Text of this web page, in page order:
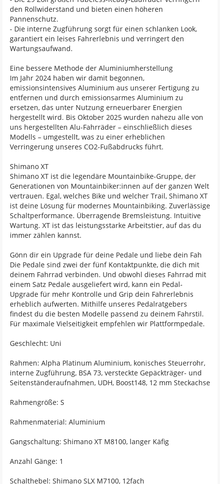
den Rollwiderstand und bieten einen höheren
Pannenschutz.
- Die interne Zugführung sorgt für einen schlanken Look,
garantiert ein leises Fahrerlebnis und verringert den
Wartungsaufwand.
Eine bessere Methode der Aluminiumherstellung
Im Jahr 2024 haben wir damit begonnen,
emissionsintensives Aluminium aus unserer Fertigung zu
entfernen und durch emissionsarmes Aluminium zu
ersetzen, das unter Nutzung erneuerbarer Energien
hergestellt wird. Bis Oktober 2025 wurden nahezu alle von
uns hergestellten Alu-Fahrräder – einschließlich dieses
Modells – umgestellt, was zu einer erheblichen
Verringerung unseres CO2-Fußabdrucks führt.
Shimano XT
Shimano XT ist die legendäre Mountainbike-Gruppe, der
Generationen von Mountainbiker:innen auf der ganzen Welt
vertrauen. Egal, welches Bike und welcher Trail, Shimano XT
ist deine Lösung für modernes Mountainbiking. Zuverlässige
Schaltperformance. Überragende Bremsleistung. Intuitive
Wartung. XT ist das leistungsstarke Arbeitstier, auf das du
immer zählen kannst.
Gönn dir ein Upgrade für deine Pedale und liebe dein Fah
Die Pedale sind zwei der fünf Kontaktpunkte, die dich mit
deinem Fahrrad verbinden. Und obwohl dieses Fahrrad mit
einem Satz Pedale ausgeliefert wird, kann ein Pedal-
Upgrade für mehr Kontrolle und Grip dein Fahrerlebnis
erheblich aufwerten. Mithilfe unseres Pedalratgebers
findest du die besten Modelle passend zu deinem Fahrstil.
Für maximale Vielseitigkeit empfehlen wir Plattformpedale.
Geschlecht: Uni
Rahmen: Alpha Platinum Aluminium, konisches Steuerrohr,
interne Zugführung, BSA 73, versteckte Gepäckträger- und
Seitenständeraufnahmen, UDH, Boost148, 12 mm Steckachse
Rahmengröße: S
Rahmenmaterial: Aluminium
Gangschaltung: Shimano XT M8100, langer Käfig
Anzahl Gänge: 1
Schalthebel: Shimano SLX M7100, 12fach